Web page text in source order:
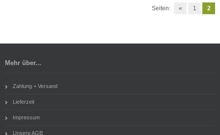
Seiten: « 1 2
Mehr über...
Zahlung + Versand
Lieferzeit
Impressum
Unsere AGB